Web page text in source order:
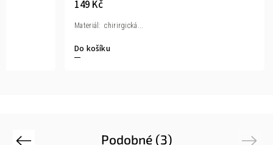
149 Kč
Do košíku
Materiál: chirirgická...
Podobné (3)
Previous Next